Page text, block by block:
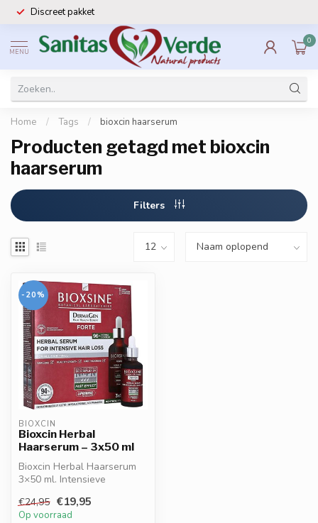
Discreet pakket
MENU
0
Home / Tags / bioxcin haarserum
Producten getagd met bioxcin
haarserum
Filters
-20%
BIOXCIN
Bioxcin Herbal
Haarserum – 3x50 ml
Bioxcin Herbal Haarserum
3×50 ml. Intensieve
BioComplex B11. ...
€24,95 €19,95
Op voorraad